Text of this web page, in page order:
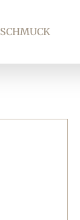
SCHMUCK